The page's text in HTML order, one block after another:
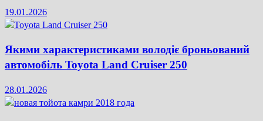
19.01.2026
Якими характеристиками володіє броньований
автомобіль Toyota Land Cruiser 250
28.01.2026